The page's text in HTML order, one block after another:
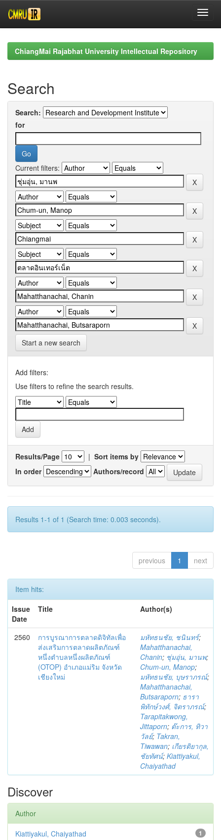
navigationChiangMai Rajabhat University Intellectual Repository
Search
Search:
for
Current filters:
Start a new search
Add filters:
Use filters to refine the search results.
Results/Page | Sort items by
In order
Authors/record
Results 1-1 of 1 (Search time: 0.003 seconds).
previous 1 next
Item hits:
Issue
Date
Title Author(s)
2560
การบูรณาการตลาดดิจิทัลเพื่อ
ส่งเสริมการตลาดผลิตภัณฑ์
หนึ่งตำบลหนึ่งผลิตภัณฑ์
(OTOP) อำเภอแม่ริม จังหวัด
เชียงใหม่
มหัทธนชัย, ชนินทร์;
Mahatthanachai,
Chanin; ชุ่มอุ่น, มานพ;
Chum-un, Manop;
มหัทธนชัย, บุษราภรณ์;
Mahatthanachai,
Butsaraporn; ธารา
พิทักษ์วงศ์, จิตราภรณ์;
Tarapitakwong,
Jittaporn; ต๊ะการ, ทิวา
วัลย์; Takran,
Tiwawan; เกียรติยากุล,
ชัยทัศน์; Kiattiyakul,
Chaiyathad
Discover
Author
1
Kiattiyakul, Chaiyathad